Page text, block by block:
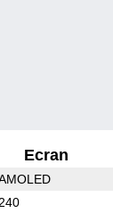
Ecran
240